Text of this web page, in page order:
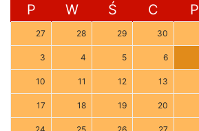
P W Ś C P
27 28 29 30
3 4 5 6
10 11 12 13
17 18 19 20